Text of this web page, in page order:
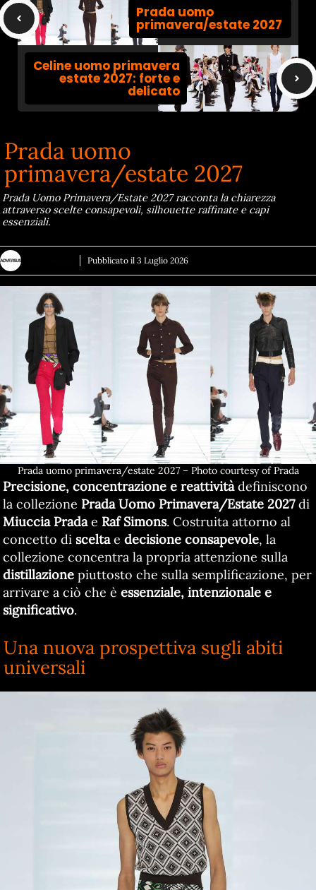
Prada uomo
primavera/estate 2027
Celine uomo primavera
estate 2027: forte e
delicato
Prada uomo
primavera/estate 2027
Prada Uomo Primavera/Estate 2027 racconta la chiarezza
attraverso scelte consapevoli, silhouette raffinate e capi
essenziali.
Pubblicato il 3 Luglio 2026
Prada uomo primavera/estate 2027 – Photo courtesy of Prada
Precisione, concentrazione e reattivitàdefiniscono
la collezione Prada Uomo Primavera/Estate 2027di
Miuccia Pradae Raf Simons. Costruita attorno al
concetto di sceltae decisione consapevole, la
collezione concentra la propria attenzione sulla
distillazionepiuttosto che sulla semplificazione, per
arrivare a ciò che è essenziale, intenzionale e
significativo.
Una nuova prospettiva sugli abiti
universali